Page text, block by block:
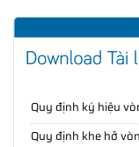
Quy định ký hiệu
Quy định khe hở